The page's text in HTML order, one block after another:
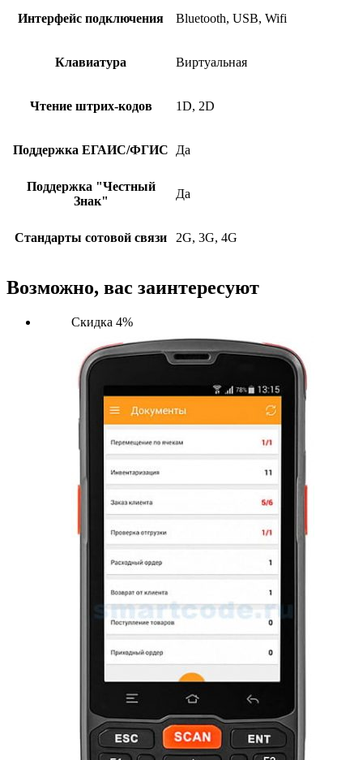
Интерфейс подключения Bluetooth, USB, Wifi
Клавиатура Виртуальная
Чтение штрих-кодов 1D, 2D
Поддержка ЕГАИС/ФГИС Да
Поддержка "Честный
Знак"
Да
Стандарты сотовой связи 2G, 3G, 4G
Возможно, вас заинтересуют
Скидка 4%